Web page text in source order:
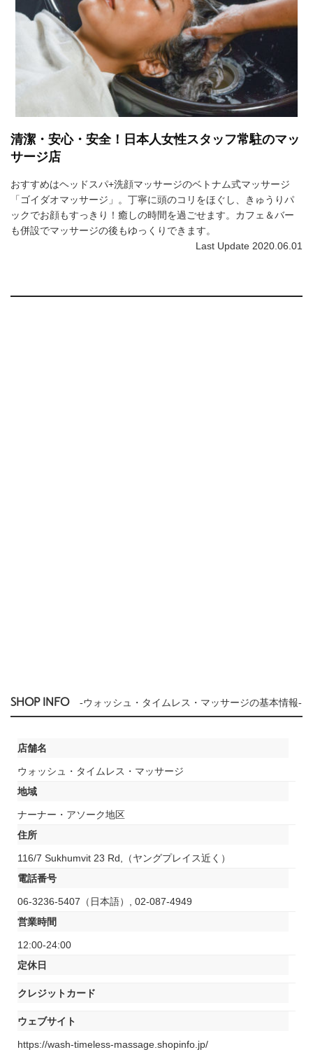
清潔・安心・安全！日本人女性スタッフ常駐のマッ
サージ店
おすすめはヘッドスパ+洗顔マッサージのベトナム式マッサージ
「ゴイダオマッサージ」。丁寧に頭のコリをほぐし、きゅうりパ
ックでお顔もすっきり！癒しの時間を過ごせます。カフェ＆バー
も併設でマッサージの後もゆっくりできます。
Last Update 2020.06.01
SHOP INFO -ウォッシュ・タイムレス・マッサージの基本情報-
店舗名
ウォッシュ・タイムレス・マッサージ
地域
ナーナー・アソーク地区
住所
116/7 Sukhumvit 23 Rd,（ヤングプレイス近く）
電話番号
06-3236-5407（日本語）, 02-087-4949
営業時間
12:00-24:00
定休日
クレジットカード
ウェブサイト
https://wash-timeless-massage.shopinfo.jp/